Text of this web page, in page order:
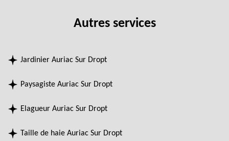
Autres services
Jardinier Auriac Sur Dropt
Paysagiste Auriac Sur Dropt
Elagueur Auriac Sur Dropt
Taille de haie Auriac Sur Dropt